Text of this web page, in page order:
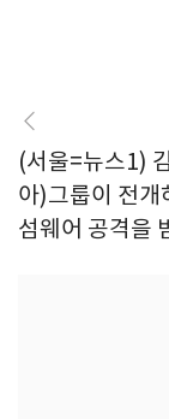
(서울=뉴스1)
아)그룹이 전개
섬웨어 공격을